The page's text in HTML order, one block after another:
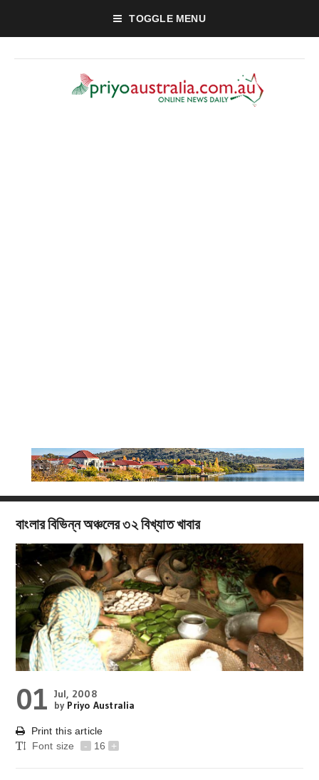
TOGGLE MENU
বাংলার বিভিন্ন অঞ্চলের ৩২ বিখ্যাত খাবার
01 Jul, 2008
by Priyo Australia
Print this article
Font size
- 16 +